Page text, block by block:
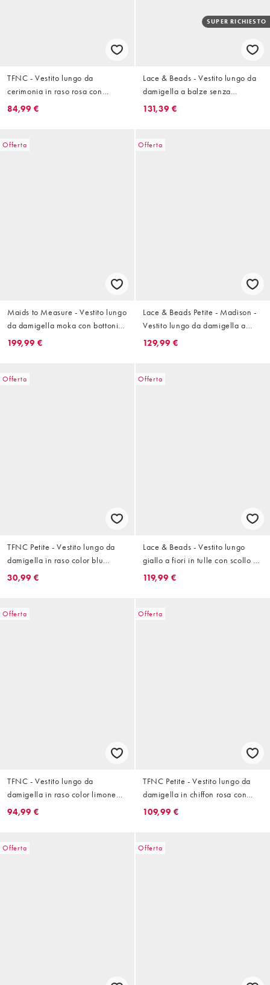
TFNC - Vestito lungo da
cerimonia in raso rosa con
mantella in rete
84,99 €
SUPER RICHIESTO
Lace & Beads - Vestito lungo da
damigella a balze senza
maniche in tulle color talpa con
131,39 €
Offerta
Maids to Measure - Vestito lungo
da damigella moka con bottoni
sul davanti
199,99 €
Offerta
Lace & Beads Petite - Madison -
Vestito lungo da damigella a
balze con maniche con volant
129,99 €
Offerta
TFNC Petite - Vestito lungo da
damigella in raso color blu
polvere con dettagli in pizzo
30,99 €
Offerta
Lace & Beads - Vestito lungo
giallo a fiori in tulle con scollo a
V e volant
119,99 €
Offerta
TFNC - Vestito lungo da
damigella in raso color limone
con scollo ad anello sul davanti
94,99 €
Offerta
TFNC Petite - Vestito lungo da
damigella in chiffon rosa con
scollo a V e volant
109,99 €
Offerta Offerta